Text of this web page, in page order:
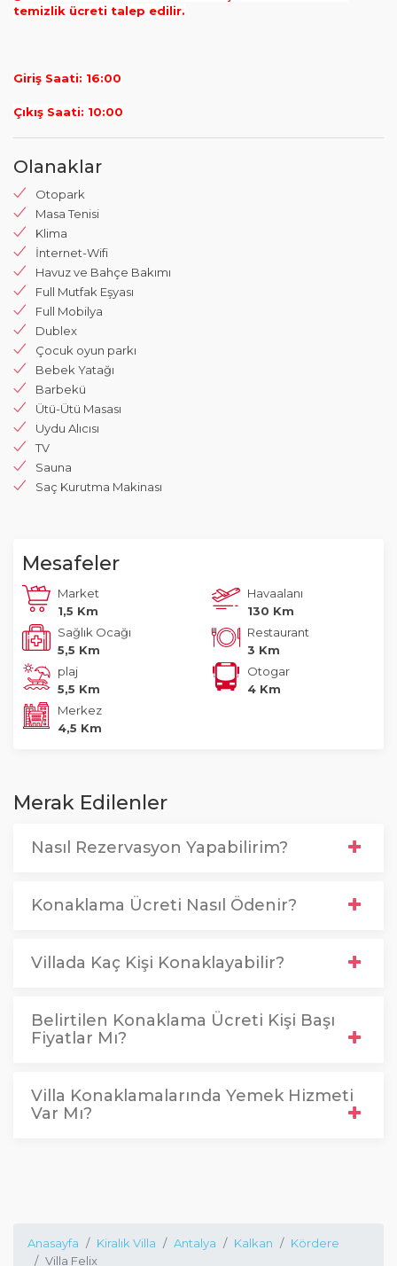
temizlik ücreti talep edilir.
Giriş Saati: 16:00
Çıkış Saati: 10:00
Olanaklar
Otopark
Masa Tenisi
Klima
İnternet-Wifi
Havuz ve Bahçe Bakımı
Full Mutfak Eşyası
Full Mobilya
Dublex
Çocuk oyun parkı
Bebek Yatağı
Barbekü
Ütü-Ütü Masası
Uydu Alıcısı
TV
Sauna
Saç Kurutma Makinası
Mesafeler
Market
1,5 Km
Havaalanı
130 Km
Sağlık Ocağı
5,5 Km
Restaurant
3 Km
plaj
5,5 Km
Otogar
4 Km
Merkez
4,5 Km
Merak Edilenler
Nasıl Rezervasyon Yapabilirim?
Konaklama Ücreti Nasıl Ödenir?
Villada Kaç Kişi Konaklayabilir?
Belirtilen Konaklama Ücreti Kişi Başı
Fiyatlar Mı?
Villa Konaklamalarında Yemek Hizmeti
Var Mı?
Anasayfa Kiralık Villa Antalya Kalkan
Kördere
Villa Felix